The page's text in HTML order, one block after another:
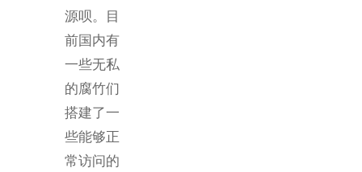
源呗。目
前国内有
一些无私
的腐竹们
搭建了一
些能够正
常访问的